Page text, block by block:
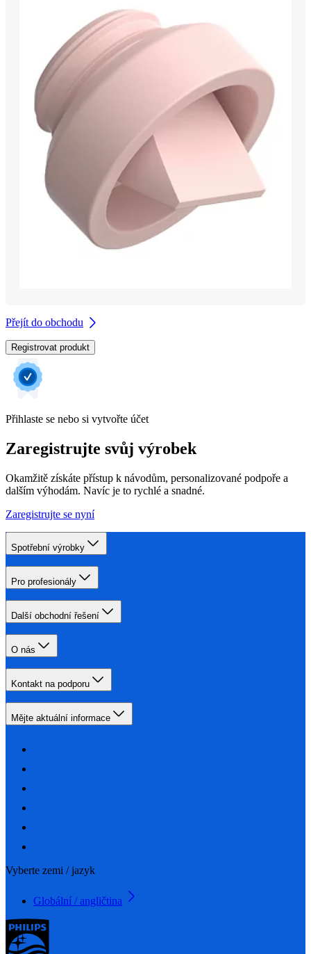
Přejít do obchodu
Registrovat produkt
Přihlaste se nebo si vytvořte účet
Zaregistrujte svůj výrobek
Okamžitě získáte přístup k návodům, personalizované podpoře a
dalším výhodám. Navíc je to rychlé a snadné.
Zaregistrujte se nyní
Spotřební výrobky
Pro profesionály
Další obchodní řešení
O nás
Kontakt na podporu
Mějte aktuální informace
Vyberte zemi / jazyk
Globální / angličtina